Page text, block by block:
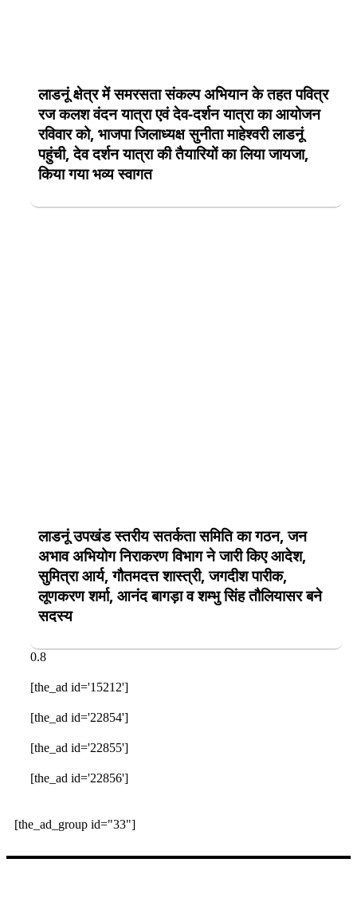
लाडनूं क्षेत्र में समरसता संकल्प अभियान के तहत पवित्र
रज कलश वंदन यात्रा एवं देव-दर्शन यात्रा का आयोजन
रविवार को, भाजपा जिलाध्यक्ष सुनीता माहेश्वरी लाडनूं
पहुंची, देव दर्शन यात्रा की तैयारियों का लिया जायजा,
किया गया भव्य स्वागत
लाडनूं उपखंड स्तरीय सतर्कता समिति का गठन, जन
अभाव अभियोग निराकरण विभाग ने जारी किए आदेश,
सुमित्रा आर्य, गौतमदत्त शास्त्री, जगदीश पारीक,
लूणकरण शर्मा, आनंद बागड़ा व शम्भु सिंह तौलियासर बने
सदस्य
[the_ad id='15212']
[the_ad id='22854']
[the_ad id='22855']
[the_ad id='22856']
[the_ad_group id="33"]